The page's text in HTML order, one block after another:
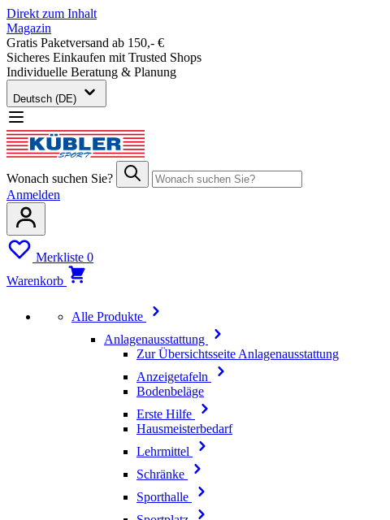
Direkt zum Inhalt
Magazin
Gratis Paketversand ab 150,- €
Sicheres Einkaufen mit Trusted Shops
Individuelle Beratung & Planung
Deutsch (DE)
Wonach suchen Sie?
Anmelden
Merkliste 0
Warenkorb
Alle Produkte
Anlagenausstattung
Zur Übersichtsseite Anlagenausstattung
Anzeigetafeln
Bodenbeläge
Erste Hilfe
Hausmeisterbedarf
Lehrmittel
Schränke
Sporthalle